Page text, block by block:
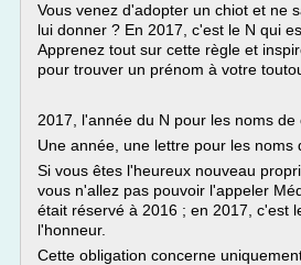
Vous venez d'adopter un chiot et ne
lui donner ? En 2017, c'est le N qui
Apprenez tout sur cette règle et
pour trouver un prénom à votre
2017, l'année du N pour les noms de
Une année, une lettre pour les noms
Si vous êtes l'heureux nouveau
vous n'allez pas pouvoir l'appeler
était réservé à 2016 ; en 2017, c'est
l'honneur.
Cette obligation concerne